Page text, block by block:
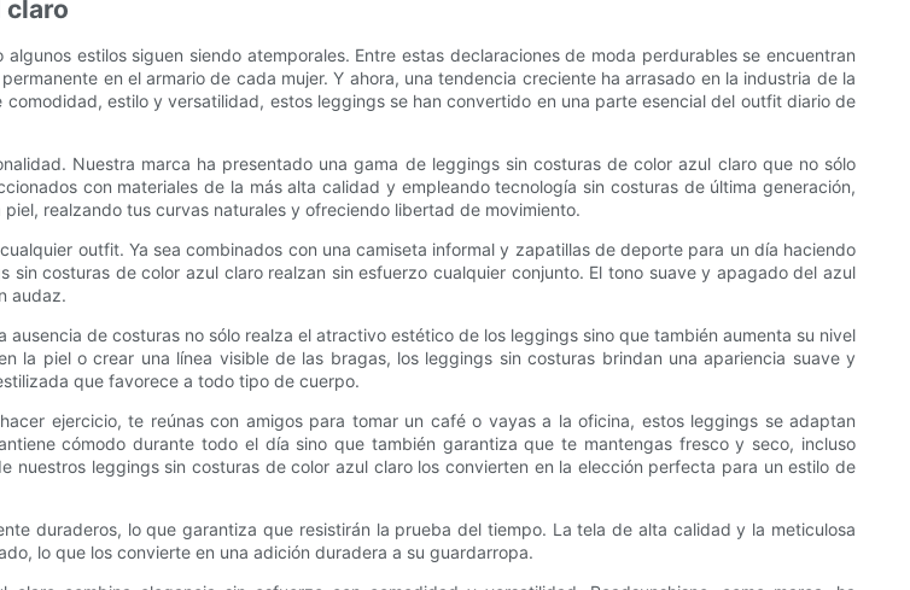
claro
estilos siguen siendo atemporales. Entre estas declaraciones de moda perdurables se encuentran
en el armario de cada mujer. Y ahora, una tendencia creciente ha arrasado en la industria de la
estilo y versatilidad, estos leggings se han convertido en una parte esencial del outfit diario de
Nuestra marca ha presentado una gama de leggings sin costuras de color azul claro que no sólo
con materiales de la más alta calidad y empleando tecnología sin costuras de última generación,
realzando tus curvas naturales y ofreciendo libertad de movimiento.
outfit. Ya sea combinados con una camiseta informal y zapatillas de deporte para un día haciendo
costuras de color azul claro realzan sin esfuerzo cualquier conjunto. El tono suave y apagado del azul
audaz.
de costuras no sólo realza el atractivo estético de los leggings sino que también aumenta su nivel
la piel o crear una línea visible de las bragas, los leggings sin costuras brindan una apariencia suave y
que favorece a todo tipo de cuerpo.
ejercicio, te reúnas con amigos para tomar un café o vayas a la oficina, estos leggings se adaptan
cómodo durante todo el día sino que también garantiza que te mantengas fresco y seco, incluso
leggings sin costuras de color azul claro los convierten en la elección perfecta para un estilo de
duraderos, lo que garantiza que resistirán la prueba del tiempo. La tela de alta calidad y la meticulosa
lo que los convierte en una adición duradera a su guardarropa.